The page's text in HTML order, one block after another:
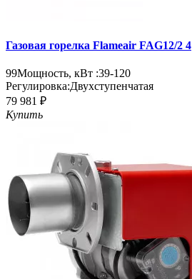
Газовая горелка Flameair FAG12/2 4
99Мощность, кВт :39-120
Регулировка:Двухступенчатая
79 981 ₽
Купить